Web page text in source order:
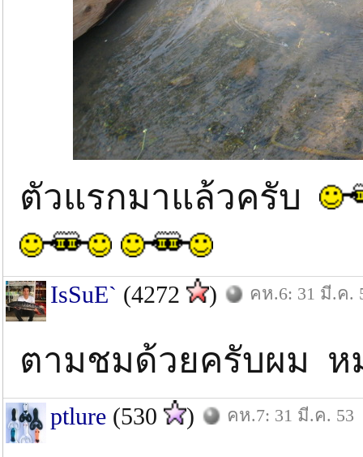
ตัวแรกมาแล้วครับ
IsSuE` (4272 ) คห.6: 31 มี.ค.
ตามชมด้วยครับผม ห
ptlure (530 ) คห.7: 31 มี.ค. 53